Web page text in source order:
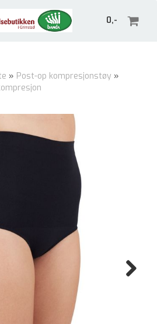
0,-
» Post-op kompresjonstøy »